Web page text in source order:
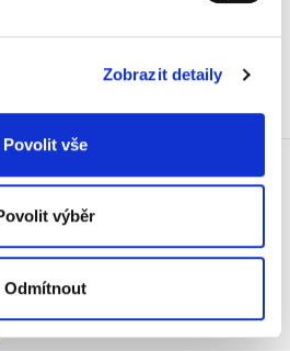
Zobrazit detaily
Povolit vše
výběr
Odmítnout
archivační Leitz Click-N-
bílá